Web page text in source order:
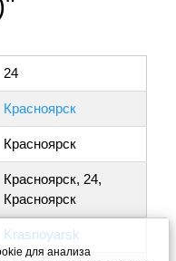
24
Красноярск
Красноярск
Красноярск, 24,
Красноярск
Krasnoyarsk
для анализа